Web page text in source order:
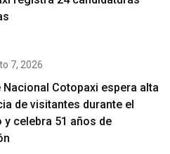
7, 2026
Nacional Cotopaxi espera alta
de visitantes durante el
y celebra 51 años de